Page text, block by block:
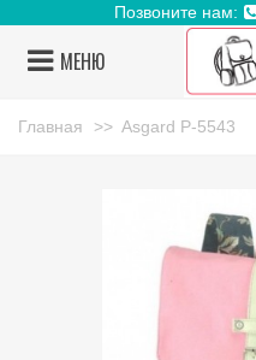
Позвоните нам:
МЕНЮ
Главная >> Asgard Р-5543